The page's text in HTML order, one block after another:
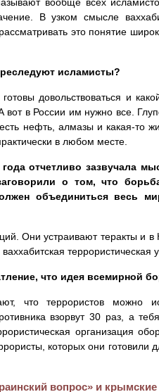
В узком смысле
это понятие
исламисты?
довольствоваться и
в России им нужно все.
нефть, алмазы и какая-то
в любом месте.
отчетливо зазвучала
о том, что
объединиться весь
Они устраивают теракты и в
террористическая
что идея всемирной
что террористов можно
взорвут 30 раз, а
организация
которых они
вопрос» и крымские